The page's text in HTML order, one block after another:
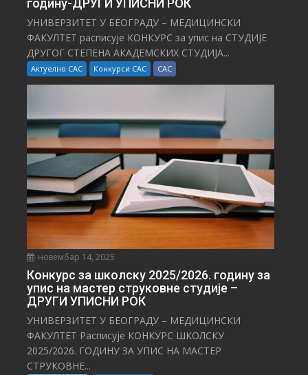
УНИВЕРЗИТЕТ У БЕОГРАДУ – МЕДИЦИНСКИ
ФАКУЛТЕТ расписује КОНКУРС за упис на СТУДИЈЕ
ДРУГОГ СТЕПЕНА АКАДЕМСКИХ СТУДИЈА...
Актуелно САС Конкурси САС САС
новембар 14, 2025
Конкурс за школску 2025/⁠2026. годину за
упис на мастер струковне студије –
ДРУГИ УПИСНИ РОК
УНИВЕРЗИТЕТ У БЕОГРАДУ – МЕДИЦИНСКИ
ФАКУЛТЕТ Расписује КОНКУРС ШКОЛСКУ
2025/⁠2026. ГОДИНУ ЗА УПИС НА МАСТЕР
СТРУКОВНЕ...